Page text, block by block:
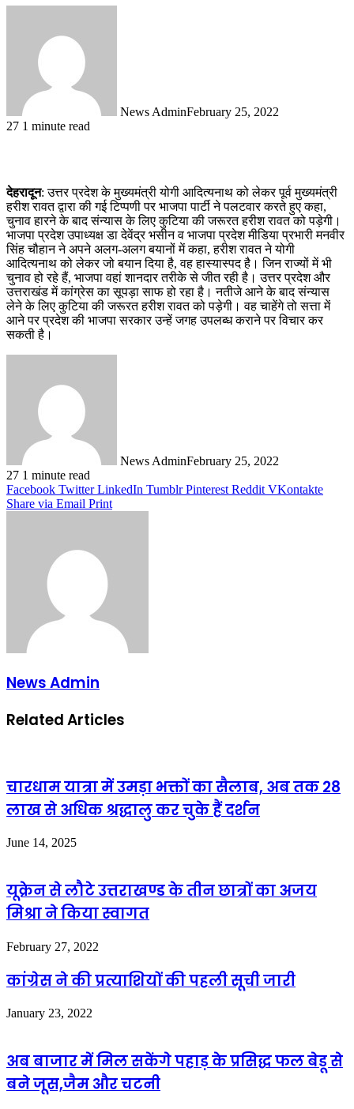
News AdminFebruary 25, 2022
27 1 minute read
देहरादून: उत्तर प्रदेश के मुख्यमंत्री योगी आदित्यनाथ को लेकर पूर्व मुख्यमंत्री
हरीश रावत द्वारा की गई टिप्पणी पर भाजपा पार्टी ने पलटवार करते हुए कहा,
चुनाव हारने के बाद संन्यास के लिए कुटिया की जरूरत हरीश रावत को पड़ेगी।
भाजपा प्रदेश उपाध्यक्ष डा देवेंद्र भसीन व भाजपा प्रदेश मीडिया प्रभारी मनवीर
सिंह चौहान ने अपने अलग-अलग बयानों में कहा, हरीश रावत ने योगी
आदित्यनाथ को लेकर जो बयान दिया है, वह हास्यास्पद है। जिन राज्यों में भी
चुनाव हो रहे हैं, भाजपा वहां शानदार तरीके से जीत रही है। उत्तर प्रदेश और
उत्तराखंड में कांग्रेस का सूपड़ा साफ हो रहा है। नतीजे आने के बाद संन्यास
लेने के लिए कुटिया की जरूरत हरीश रावत को पड़ेगी। वह चाहेंगे तो सत्ता में
आने पर प्रदेश की भाजपा सरकार उन्हें जगह उपलब्ध कराने पर विचार कर
सकती है।
News AdminFebruary 25, 2022
27 1 minute read
Facebook Twitter LinkedIn Tumblr Pinterest Reddit VKontakte
Share via Email Print
News Admin
Related Articles
चारधाम यात्रा में उमड़ा भक्तों का सैलाब, अब तक 28
लाख से अधिक श्रद्धालु कर चुके हैं दर्शन
June 14, 2025
यूक्रेन से लौटे उत्तराखण्ड के तीन छात्रों का अजय
मिश्रा ने किया स्वागत
February 27, 2022
कांग्रेस ने की प्रत्याशियों की पहली सूची जारी
January 23, 2022
अब बाजार में मिल सकेंगे पहाड़ के प्रसिद्ध फल बेडू से
बने जूस,जैम और चटनी